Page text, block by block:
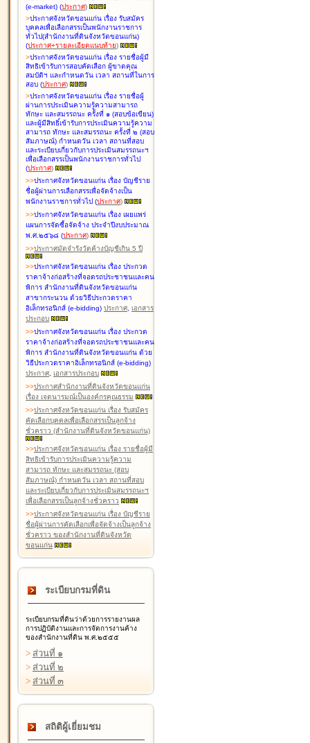
(e-market) (ประกาศ)
>ประกาศจังหวัดขอนแก่น เรื่อง รับสมัคร
บุคคลเพื่อเลือกสรรเป็นพนักงานราชการ
ทั่วไป(สำนักงานที่ดินจังหวัดขอนแก่น)
(ประกาศ+รายละเอียดแนบท้าย)
>ประกาศจังหวัดขอนแก่น เรื่อง รายชื่อผู้มี
สิทธิเข้ารับการสอบคัดเลือก ผู้ขาดคุณ
สมบัติฯ และกำหนดวัน เวลา สถานที่ในการ
สอบ (ประกาศ)
>ประกาศจังหวัดขอนแก่น เรื่อง รายชื่อผู้
ผ่านการประเมินความรู้ความสามารถ
ทักษะ และสมรรถนะ ครั้งที่ ๑ (สอบข้อเขียน)
และผู้มีสิทธิ์เข้ารับการประเมินความรู้ความ
สามารถ ทักษะ และสมรรถนะ ครั้งที่ ๒ (สอบ
สัมภาษณ์) กำหนดวัน เวลา สถานที่สอบ
และระเบียบเกี่ยวกับการประเมินสมรรถนะฯ
เพื่อเลือกสรรเป็นพนักงานราชการทั่วไป
(ประกาศ)
>>ประกาศจังหวัดขอนแก่น เรื่อง บัญชีราย
ชื่อผู้ผ่านการเลือกสรรเพื่อจัดจ้างเป็น
พนักงานราชการทั่วไป (ประกาศ)
>>ประกาศจังหวัดขอนแก่น เรื่อง เผยแพร่
แผนการจัดซื้อจัดจ้าง ประจำปีงบประมาณ
พ.ศ.๒๕๖๘ (ประกาศ)
>>ประกาศมัดจำรังวัดค้างบัญชีเกิน 5 ปี
>>ประกาศจังหวัดขอนแก่น เรื่อง ประกวด
ราคาจ้างก่อสร้างที่จอดรถประชาชนและคน
พิการ สำนักงานที่ดินจังหวัดขอนแก่น
สาขากระนวน ด้วยวิธีประกวดราคา
อิเล็กทรอนิกส์ (e-bidding) ประกาศ, เอกสาร
ประกอบ
>>ประกาศจังหวัดขอนแก่น เรื่อง ประกวด
ราคาจ้างก่อสร้างที่จอดรถประชาชนและคน
พิการ สำนักงานที่ดินจังหวัดขอนแก่น ด้วย
วิธีประกวดราคาอิเล็กทรอนิกส์ (e-bidding)
ประกาศ, เอกสารประกอบ
>>ประกาศสำนักงานที่ดินจังหวัดขอนแก่น
เรื่อง เจตนารมณ์เป็นองค์กรคุณธรรม
>>ประกาศจังหวัดขอนแก่น เรื่อง รับสมัคร
คัดเลือกบุคคลเพื่อเลือกสรรเป็นลูกจ้าง
ชั่วคราว (สำนักงานที่ดินจังหวัดขอนแก่น)
>>ประกาศจังหวัดขอนแก่น เรื่อง รายชื่อผู้มี
สิทธิเข้ารับการประเมินความรู้ความ
สามารถ ทักษะ และสมรรถนะ (สอบ
สัมภาษณ์) กำหนดวัน เวลา สถานที่สอบ
และระเบียบเกี่ยวกับการประเมินสมรรถนะฯ
เพื่อเลือกสรรเป็นลูกจ้างชั่วคราว
>>ประกาศจังหวัดขอนแก่น เรื่อง บัญชีราย
ชื่อผู้ผ่านการคัดเลือกเพื่อจัดจ้างเป็นลูกจ้าง
ชั่วคราว ของสำนักงานที่ดินจังหวัด
ขอนแก่น
ระเบียบกรมที่ดิน
ระเบียบกรมที่ดินว่าด้วยการรายงานผล
การปฏิบัติงานและการจัดการงานค้าง
ของสำนักงานที่ดิน พ.ศ.๒๕๕๕
> ส่วนที่ ๑
> ส่วนที่ ๒
> ส่วนที่ ๓
สถิติผู้เยี่ยมชม